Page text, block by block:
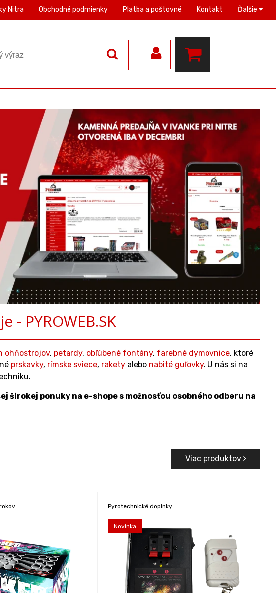
Nitra Obchodné podmienky Platba a poštovné Kontakt Ďalšie
PYROWEB.SK
ohňostrojov, petardy, obľúbené fontány, farebné dymovnice, ktoré
prskavky, rímske sviece, raketyalebo nabité guľovky. U nás si na
širokej ponuky na e-shope s možnosťou osobného odberu na
Pyrotechnické doplnky
Novinka
Viac produktov